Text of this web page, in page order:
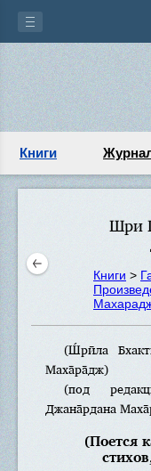
Книги
Шри
Книги >
(Ш́рӣла
Маха̄ра̄дж)
(под
Джана̄рдана
(Поется